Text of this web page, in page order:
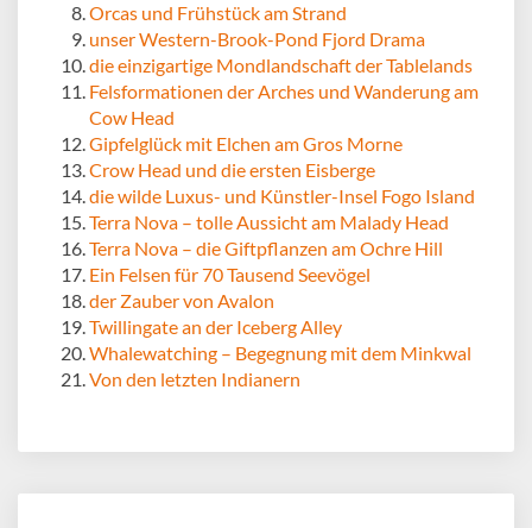
Orcas und Frühstück am Strand
unser Western-Brook-Pond Fjord Drama
die einzigartige Mondlandschaft der Tablelands
Felsformationen der Arches und Wanderung am
Cow Head
Gipfelglück mit Elchen am Gros Morne
Crow Head und die ersten Eisberge
die wilde Luxus- und Künstler-Insel Fogo Island
Terra Nova – tolle Aussicht am Malady Head
Terra Nova – die Giftpflanzen am Ochre Hill
Ein Felsen für 70 Tausend Seevögel
der Zauber von Avalon
Twillingate an der Iceberg Alley
Whalewatching – Begegnung mit dem Minkwal
Von den letzten Indianern